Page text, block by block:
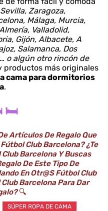
Sevilla, Zaragoza,
Málaga, Murcia,
Valladolid,
Gijón, Albacete, A
Salamanca, Dos
o algún otro rincón de
productos más originales
cama para dormitorios
.
🛏️
Artículos De Regalo Que
Club Barcelona? ¿Te
Barcelona Y Buscas
De Este Tipo De
En Otr@s Fútbol Club
Barcelona Para Dar
🔍
SÚPER ROPA DE CAMA